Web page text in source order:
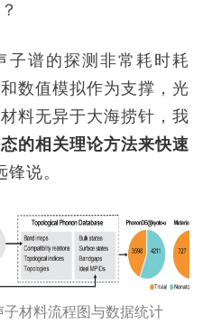
子谱的探测非常耗时耗
数值模拟作为支撑，光
料无异于大海捞针，我
的相关理论方法来快速
锋说。
材料流程图与数据统计